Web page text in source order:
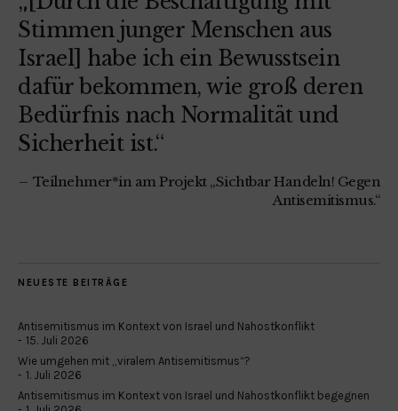
Stimmen junger Menschen aus
Israel] habe ich ein Bewusstsein
dafür bekommen, wie groß deren
Bedürfnis nach Normalität und
Sicherheit ist.“
Teilnehmer*in am Projekt „Sichtbar Handeln! Gegen
Antisemitismus.“
NEUESTE BEITRÄGE
Antisemitismus im Kontext von Israel und Nahostkonflikt
15. Juli 2026
Wie umgehen mit „viralem Antisemitismus“?
1. Juli 2026
Antisemitismus im Kontext von Israel und Nahostkonflikt begegnen